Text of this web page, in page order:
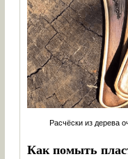
Расчёски из дерева
Как помыть